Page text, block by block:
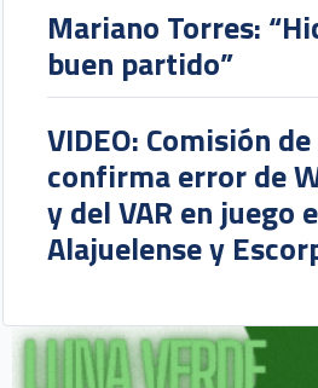
Mariano Torres:
buen partido”
VIDEO: Comisión
confirma error de
y del VAR en juego
Alajuelense y